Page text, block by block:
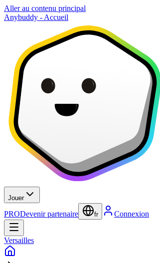
Aller au contenu principal
Anybuddy - Accueil
Jouer
PRODevenir partenaire fr Connexion
Versailles